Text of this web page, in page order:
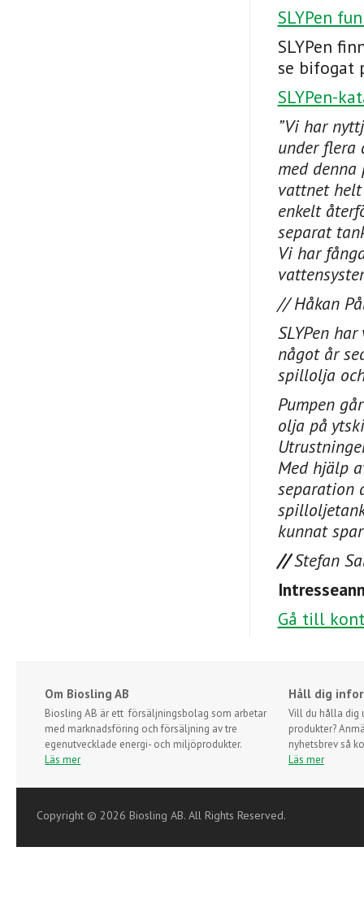
SLYPen
SLYPen
se bifogat
SLYPen-
”Vi har
under flera
med
vattnet helt
enkelt
separat
Vi har
// Håkan
SLYPen
något år
spillolja
Pumpen
olja på
Med hjälp
separation
kunnat
//Stefan
Gå till
Om Biosling AB
Biosling AB är ett försäljningsbolag som arbetar
med marknadsföring och försäljning av tre
egenutvecklade energi- och miljöprodukter.
Läs mer
Håll dig
Vill du hålla dig
produkter?
nyhetsbrev så
Läs mer
Copyright © 2026 Biosling AB. All Rights Reserved.